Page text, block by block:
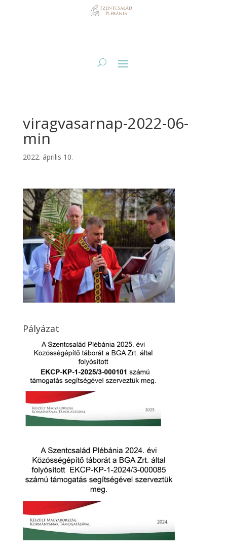
viragvasarnap-2022-06-
min
2022. április 10.
Pályázat